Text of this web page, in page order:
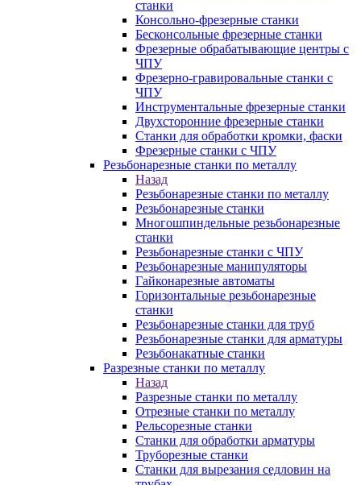
станки
Консольно-фрезерные станки
Бесконсольные фрезерные станки
Фрезерные обрабатывающие центры с
ЧПУ
Фрезерно-гравировальные станки с
ЧПУ
Инструментальные фрезерные станки
Двухсторонние фрезерные станки
Станки для обработки кромки, фаски
Фрезерные станки с ЧПУ
Резьбонарезные станки по металлу
Назад
Резьбонарезные станки по металлу
Резьбонарезные станки
Многошпиндельные резьбонарезные
станки
Резьбонарезные станки с ЧПУ
Резьбонарезные манипуляторы
Гайконарезные автоматы
Горизонтальные резьбонарезные
станки
Резьбонарезные станки для труб
Резьбонарезные станки для арматуры
Резьбонакатные станки
Разрезные станки по металлу
Назад
Разрезные станки по металлу
Отрезные станки по металлу
Рельсорезные станки
Станки для обработки арматуры
Труборезные станки
Станки для вырезания седловин на